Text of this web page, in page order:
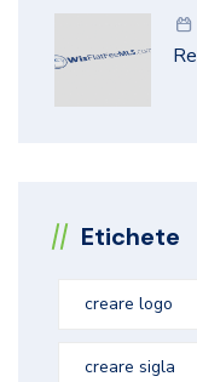
Etichete
creare logo
creare sigla